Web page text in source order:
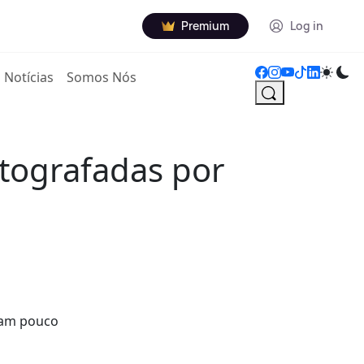
Premium Log in
Notícias Somos Nós
por
pouco